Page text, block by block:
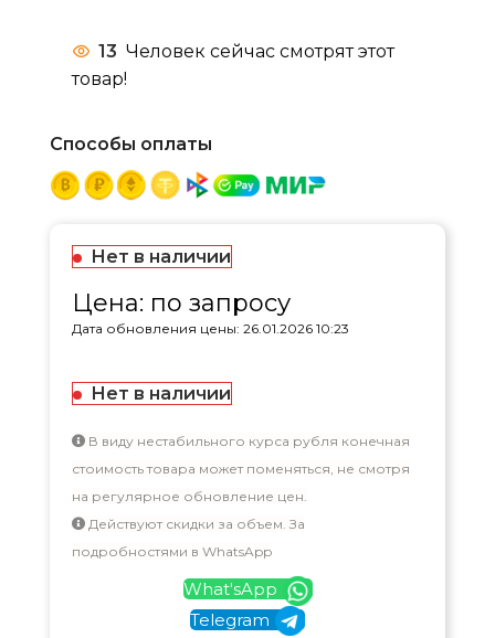
13 Человек сейчас смотрят этот
товар!
Способы оплаты
Нет в наличии
Цена: по запросу
Дата обновления цены: 26.01.2026 10:23
Нет в наличии
В виду нестабильного курса рубля конечная
стоимость товара может поменяться, не смотря
на регулярное обновление цен.
Действуют скидки за объем. За
подробностями в WhatsApp
What'sApp
Telegram